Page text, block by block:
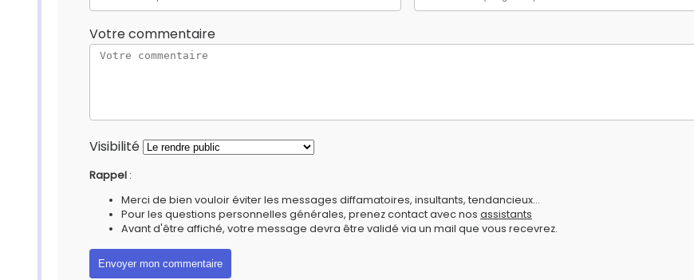
Votre commentaire
Visibilité
Rappel :
Merci de bien vouloir éviter les messages diffamatoires, insultants, tendancieux...
Pour les questions personnelles générales, prenez contact avec nos assistants
Avant d'être affiché, votre message devra être validé via un mail que vous recevrez.